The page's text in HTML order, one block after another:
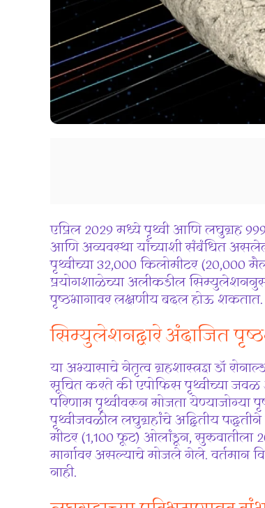
एप्रिल 2029 मध्ये पृथ्वी आणि लघुग्रह
आणि अव्यवस्था यांच्याशी संबंधित
पृथ्वीच्या 32,000 किलोमीटर (20,000
प्रयोगशाळेच्या अलीकडील
पृष्ठभागावर लक्षणीय बदल होऊ शकतात.
सिम्युलेशनद्वारे अंदाजित
या अभ्यासाचे नेतृत्व ग्रहशास्त्रज्ञ डॉ
सूचित करते की एपोफिस पृथ्वीच्या जवळ
परिणाम पृथ्वीवरून मोजता येण्याजोग्या
पृथ्वीजवळील लघुग्रहांचे अद्वितीय
मीटर (1,100 फूट) ओलांडून, सुरुवातीला
मार्गावर असल्याचे मोजले गेले. वर्तमान
नाही.